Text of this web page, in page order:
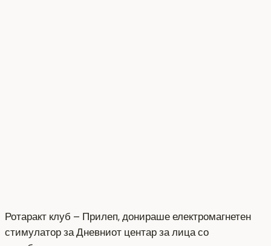
Ротаракт клуб – Прилеп, донираше електромагнетен
стимулатор за Дневниот центар за лица со